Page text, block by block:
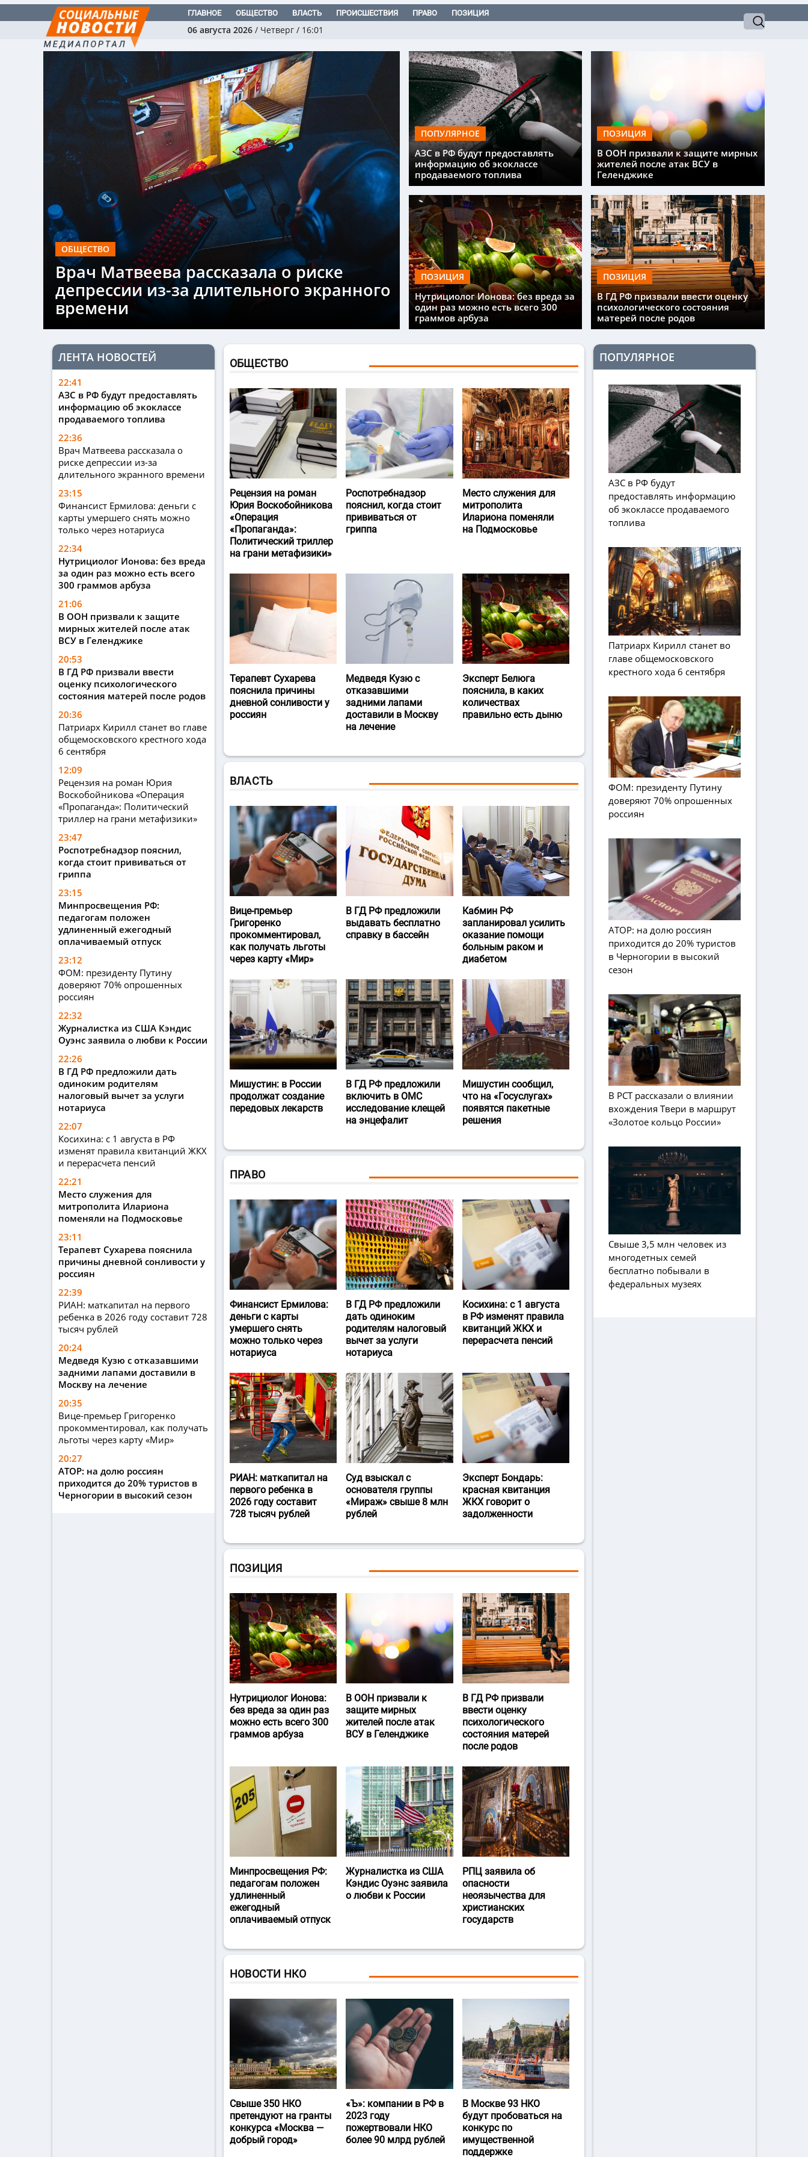
ГЛАВНОЕ ОБЩЕСТВО ВЛАСТЬ ПРОИСШЕСТВИЯ ПРАВО ПОЗИЦИЯ
06 августа 2026 / Четверг / 16:01
ОБЩЕСТВО
Врач Матвеева рассказала о риске
депрессии из-за длительного экранного
времени
ПОПУЛЯРНОЕ
АЗС в РФ будут предоставлять
информацию об экоклассе
продаваемого топлива
ПОЗИЦИЯ
Нутрициолог Ионова: без вреда за
один раз можно есть всего 300
граммов арбуза
ПОЗИЦИЯ
В ООН призвали к защите мирных
жителей после атак ВСУ в
Геленджике
ПОЗИЦИЯ
В ГД РФ призвали ввести оценку
психологического состояния
матерей после родов
ЛЕНТА НОВОСТЕЙ
22:41
АЗС в РФ будут предоставлять
информацию об экоклассе
продаваемого топлива
22:36
Врач Матвеева рассказала о
риске депрессии из-за
длительного экранного времени
23:15
Финансист Ермилова: деньги с
карты умершего снять можно
только через нотариуса
22:34
Нутрициолог Ионова: без вреда
за один раз можно есть всего
300 граммов арбуза
21:06
В ООН призвали к защите
мирных жителей после атак
ВСУ в Геленджике
20:53
В ГД РФ призвали ввести
оценку психологического
состояния матерей после родов
20:36
Патриарх Кирилл станет во главе
общемосковского крестного хода
6 сентября
12:09
Рецензия на роман Юрия
Воскобойникова «Операция
«Пропаганда»: Политический
триллер на грани метафизики»
23:47
Роспотребнадзор пояснил,
когда стоит прививаться от
гриппа
23:15
Минпросвещения РФ:
педагогам положен
удлиненный ежегодный
оплачиваемый отпуск
23:12
ФОМ: президенту Путину
доверяют 70% опрошенных
россиян
22:32
Журналистка из США Кэндис
Оуэнс заявила о любви к России
22:26
В ГД РФ предложили дать
одиноким родителям
налоговый вычет за услуги
нотариуса
22:07
Косихина: с 1 августа в РФ
изменят правила квитанций ЖКХ
и перерасчета пенсий
22:21
Место служения для
митрополита Илариона
поменяли на Подмосковье
23:11
Терапевт Сухарева пояснила
причины дневной сонливости у
россиян
22:39
РИАН: маткапитал на первого
ребенка в 2026 году составит 728
тысяч рублей
20:24
Медведя Кузю с отказавшими
задними лапами доставили в
Москву на лечение
20:35
Вице-премьер Григоренко
прокомментировал, как получать
льготы через карту «Мир»
20:27
АТОР: на долю россиян
приходится до 20% туристов в
Черногории в высокий сезон
ОБЩЕСТВО
Рецензия на роман
Юрия Воскобойникова
«Операция
«Пропаганда»:
Политический триллер
на грани метафизики»
Роспотребнадзор
пояснил, когда стоит
прививаться от
гриппа
Место служения для
митрополита
Илариона поменяли
на Подмосковье
Терапевт Сухарева
пояснила причины
дневной сонливости у
россиян
Медведя Кузю с
отказавшими
задними лапами
доставили в Москву
на лечение
Эксперт Белюга
пояснила, в каких
количествах
правильно есть дыню
ВЛАСТЬ
Вице-премьер
Григоренко
прокомментировал,
как получать льготы
через карту «Мир»
В ГД РФ предложили
выдавать бесплатно
справку в бассейн
Кабмин РФ
запланировал усилить
оказание помощи
больным раком и
диабетом
Мишустин: в России
продолжат создание
передовых лекарств
В ГД РФ предложили
включить в ОМС
исследование клещей
на энцефалит
Мишустин сообщил,
что на «Госуслугах»
появятся пакетные
решения
ПРАВО
Финансист Ермилова:
деньги с карты
умершего снять
можно только через
нотариуса
В ГД РФ предложили
дать одиноким
родителям налоговый
вычет за услуги
нотариуса
Косихина: с 1 августа
в РФ изменят правила
квитанций ЖКХ и
перерасчета пенсий
РИАН: маткапитал на
первого ребенка в
2026 году составит
728 тысяч рублей
Суд взыскал с
основателя группы
«Мираж» свыше 8 млн
рублей
Эксперт Бондарь:
красная квитанция
ЖКХ говорит о
задолженности
ПОЗИЦИЯ
Нутрициолог Ионова:
без вреда за один раз
можно есть всего 300
граммов арбуза
В ООН призвали к
защите мирных
жителей после атак
ВСУ в Геленджике
В ГД РФ призвали
ввести оценку
психологического
состояния матерей
после родов
Минпросвещения РФ:
педагогам положен
удлиненный
ежегодный
оплачиваемый отпуск
Журналистка из США
Кэндис Оуэнс заявила
о любви к России
РПЦ заявила об
опасности
неоязычества для
христианских
государств
НОВОСТИ НКО
Свыше 350 НКО
претендуют на гранты
конкурса «Москва —
добрый город»
«Ъ‎»: компании в РФ в
2023 году
пожертвовали НКО
более 90 млрд рублей
В Москве 93 НКО
будут пробоваться на
конкурс по
имущественной
поддержке
ПОПУЛЯРНОЕ
АЗС в РФ будут
предоставлять информацию
об экоклассе продаваемого
топлива
Патриарх Кирилл станет во
главе общемосковского
крестного хода 6 сентября
ФОМ: президенту Путину
доверяют 70% опрошенных
россиян
АТОР: на долю россиян
приходится до 20% туристов
в Черногории в высокий
сезон
В РСТ рассказали о влиянии
вхождения Твери в маршрут
«Золотое кольцо России»
Свыше 3,5 млн человек из
многодетных семей
бесплатно побывали в
федеральных музеях